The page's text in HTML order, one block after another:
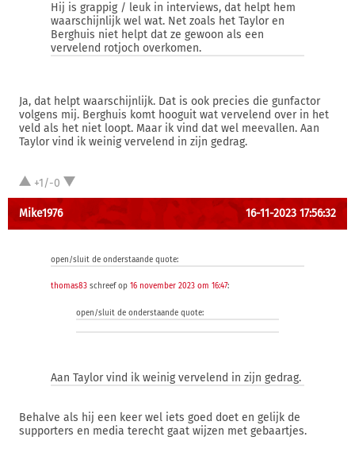
Hij is grappig / leuk in interviews, dat helpt hem
waarschijnlijk wel wat. Net zoals het Taylor en
Berghuis niet helpt dat ze gewoon als een
vervelend rotjoch overkomen.
Ja, dat helpt waarschijnlijk. Dat is ook precies die gunfactor
volgens mij. Berghuis komt hooguit wat vervelend over in het
veld als het niet loopt. Maar ik vind dat wel meevallen. Aan
Taylor vind ik weinig vervelend in zijn gedrag.
+1/-0
Mike1976 16-11-2023 17:56:32
open/sluit de onderstaande quote:
thomas83 schreef op 16 november 2023 om 16:47:
open/sluit de onderstaande quote:
Aan Taylor vind ik weinig vervelend in zijn gedrag.
Behalve als hij een keer wel iets goed doet en gelijk de
supporters en media terecht gaat wijzen met gebaartjes.